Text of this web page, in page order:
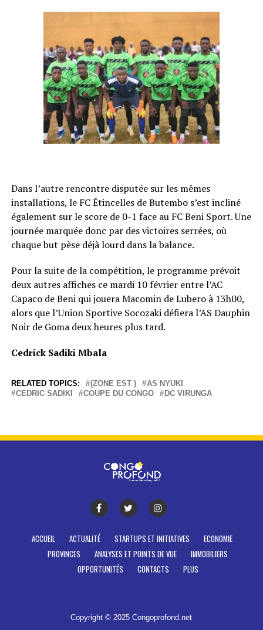
Dans l’autre rencontre disputée sur les mêmes
installations, le FC Étincelles de Butembo s’est incliné
également sur le score de 0-1 face au FC Beni Sport. Une
journée marquée donc par des victoires serrées, où
chaque but pèse déjà lourd dans la balance.
Pour la suite de la compétition, le programme prévoit
deux autres affiches ce mardi 10 février entre l’AC
Capaco de Beni qui jouera Macomin de Lubero à 13h00,
alors que l’Union Sportive Socozaki défiera l’AS Dauphin
Noir de Goma deux heures plus tard.
Cedrick Sadiki Mbala
RELATED TOPICS: (ZONE EST )
AS NYUKI
CEDRIC SADIKI
COUPE DU CONGO DC VIRUNGA
ACCUEIL ACTUALITÉ STARTUPS ET INITIATIVES
ECONOMIE
PROVINCES
ANALYSES ET POINTS DE VUE
IMMOBILIERS
OPPORTUNITÉS
CONTACTS PLUS
Copyright © 2025 Congoprofond.net